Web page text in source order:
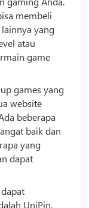
membeli
yang
atau
game
games yang
website
beberapa
baik dan
yang
dapat
UniPin.